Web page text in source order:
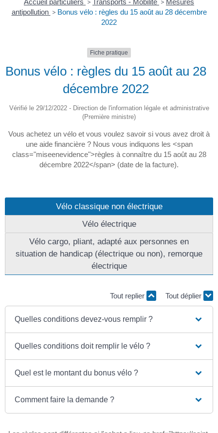
Accueil particuliers > Transports - Mobilité > Mesures
antipollution > Bonus vélo : règles du 15 août au 28 décembre
2022
Fiche pratique
Bonus vélo : règles du 15 août au 28
décembre 2022
Vérifié le 29/12/2022 - Direction de l'information légale et administrative
(Première ministre)
Vous achetez un vélo et vous voulez savoir si vous avez droit à
une aide financière ? Nous vous indiquons les <span
class="miseenevidence">règles à connaître du 15 août au 28
décembre 2022</span> (date de la facture).
Vélo classique non électrique
Vélo électrique
Vélo cargo, pliant, adapté aux personnes en
situation de handicap (électrique ou non), remorque
électrique
Tout replier Tout déplier
Quelles conditions devez-vous remplir ?
Quelles conditions doit remplir le vélo ?
Quel est le montant du bonus vélo ?
Comment faire la demande ?